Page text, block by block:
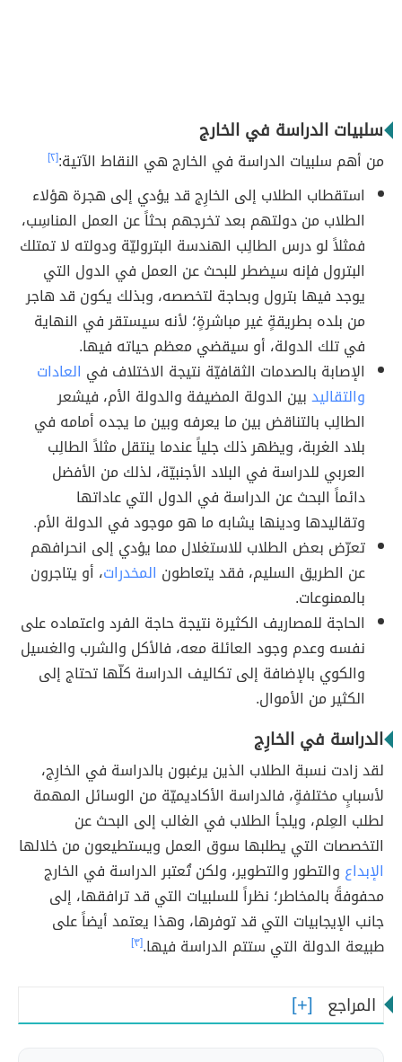
سلبيات الدراسة في الخارج
من أهم سلبيات الدراسة في الخارج هي النقاط الآتية:[٢]
استقطاب الطلاب إلى الخارِج قد يؤدي إلى هجرة هؤلاء
الطلاب من دولتهم بعد تخرجهم بحثاً عن العمل المناسِب،
فمثلاً لو درس الطالِب الهندسة البتروليّة ودولته لا تمتلك
البترول فإنه سيضطر للبحث عن العمل في الدول التي
يوجد فيها بترول وبحاجة لتخصصه، وبذلك يكون قد هاجر
من بلده بطريقةٍ غير مباشرةٍ؛ لأنه سيستقر في النهاية
في تلك الدولة، أو سيقضي معظم حياته فيها.
الإصابة بالصدمات الثقافيّة نتيجة الاختلاف في العادات
والتقاليدبين الدولة المضيفة والدولة الأم، فيشعر
الطالِب بالتناقض بين ما يعرفه وبين ما يجده أمامه في
بلاد الغربة، ويظهر ذلك جلياً عندما ينتقل مثلاً الطالِب
العربي للدراسة في البلاد الأجنبيّة، لذلك من الأفضل
دائماً البحث عن الدراسة في الدول التي عاداتها
وتقاليدها ودينها يشابه ما هو موجود في الدولة الأم.
تعرّض بعض الطلاب للاستغلال مما يؤدي إلى انحرافهم
عن الطريق السليم، فقد يتعاطون المخدرات، أو يتاجرون
بالممنوعات.
الحاجة للمصاريف الكثيرة نتيجة حاجة الفرد واعتماده على
نفسه وعدم وجود العائلة معه، فالأكل والشرب والغسيل
والكوي بالإضافة إلى تكاليف الدراسة كلّها تحتاج إلى
الكثير من الأموال.
الدراسة في الخارِج
لقد زادت نسبة الطلاب الذين يرغبون بالدراسة في الخارِج،
لأسبابٍ مختلفةٍ، فالدراسة الأكاديميّة من الوسائل المهمة
لطلب العِلم، ويلجأ الطلاب في الغالب إلى البحث عن
التخصصات التي يطلبها سوق العمل ويستطيعون من خلالها
الإبداع والتطور والتطوير، ولكن تُعتبر الدراسة في الخارج
محفوفةً بالمخاطر؛ نظراً للسلبيات التي قد ترافقها، إلى
جانب الإيجابيات التي قد توفرها، وهذا يعتمد أيضاً على
طبيعة الدولة التي ستتم الدراسة فيها.[٣]
المراجع